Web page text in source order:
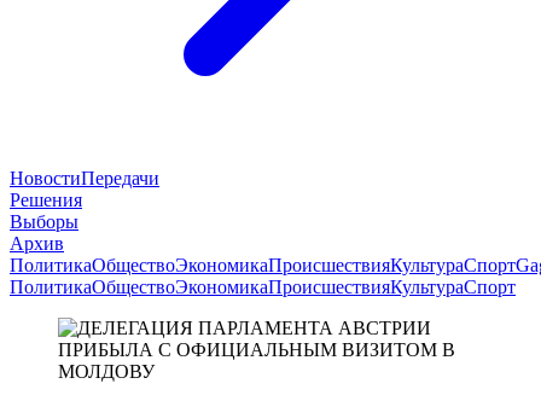
НовостиПередачи
Решения
Выборы
Архив
ПолитикаОбществоЭкономикаПроисшествияКультураСпорт
ПолитикаОбществоЭкономикаПроисшествияКультураСпорт